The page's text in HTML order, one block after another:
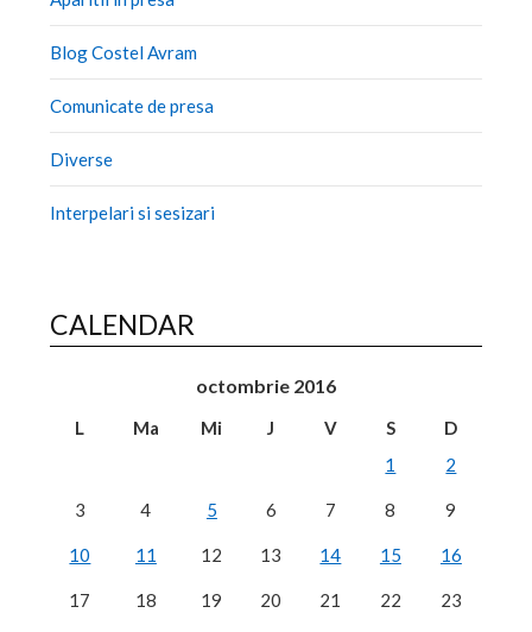
Blog Costel Avram
Comunicate de presa
Diverse
Interpelari si sesizari
CALENDAR
octombrie 2016
L Ma Mi J V S
D
1
2
3 4 5 6 7 8 9
10 11 12 13 14 15 16
17 18 19 20 21 22 23